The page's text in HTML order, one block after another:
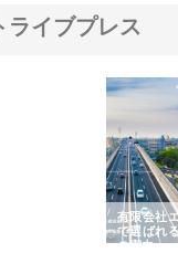
ライブプレス
有限会社
で選ばれ
の実力